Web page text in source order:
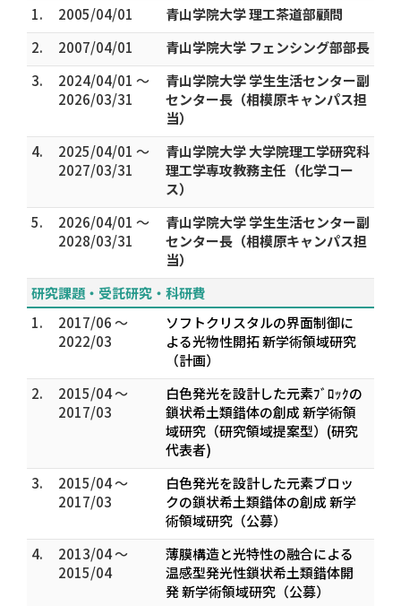
1.
2005/04/01
青山学院大学 理工茶道部顧問
2.
2007/04/01
青山学院大学 フェンシング部部長
3.
2024/04/01 ～
2026/03/31
青山学院大学 学生生活センター副
センター長（相模原キャンパス担
当）
4.
2025/04/01 ～
2027/03/31
青山学院大学 大学院理工学研究科
理工学専攻教務主任（化学コー
ス）
5.
2026/04/01 ～
2028/03/31
青山学院大学 学生生活センター副
センター長（相模原キャンパス担
当）
研究課題・受託研究・科研費
1.
2017/06 ～
2022/03
ソフトクリスタルの界面制御に
よる光物性開拓 新学術領域研究
（計画）
2.
2015/04 ～
2017/03
白色発光を設計した元素ﾌﾞﾛｯｸの
鎖状希土類錯体の創成 新学術領
域研究（研究領域提案型）(研究
代表者)
3.
2015/04 ～
2017/03
白色発光を設計した元素ブロッ
クの鎖状希土類錯体の創成 新学
術領域研究（公募）
4.
2013/04 ～
2015/04
薄膜構造と光特性の融合による
温感型発光性鎖状希土類錯体開
発 新学術領域研究（公募）